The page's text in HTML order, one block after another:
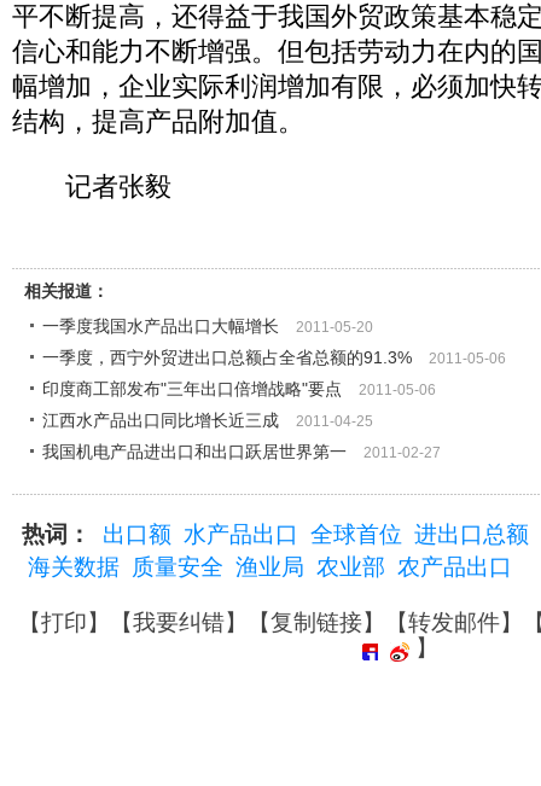
平不断提高，还得益于我国外贸政策基本稳
信心和能力不断增强。但包括劳动力在内的
幅增加，企业实际利润增加有限，必须加快
结构，提高产品附加值。
记者张毅
相关报道：
一季度我国水产品出口大幅增长
2011-05-20
一季度，西宁外贸进出口总额占全省总额的91.3% 2011-05-06
印度商工部发布"三年出口倍增战略"要点 2011-05-06
江西水产品出口同比增长近三成 2011-04-25
我国机电产品进出口和出口跃居世界第一 2011-02-27
热词： 出口额 水产品出口 全球首位 进出口总额
海关数据 质量安全 渔业局 农业部 农产品出口
【打印】【我要纠错】【复制链接】【转发邮件】
】